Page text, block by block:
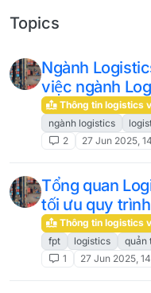
Topics
Ngành
việc ngành
Thông tin logistics
ngành logistics
2
27 Jun 2025,
Tổng quan
tối ưu quy
Thông tin logistics
fpt
logistics quản
1
27 Jun 2025,